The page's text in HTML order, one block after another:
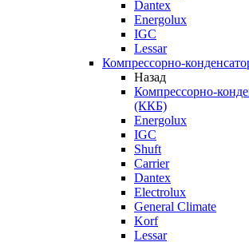
Dantex
Energolux
IGC
Lessar
Компрессорно-
Назад
Компрессорно-
(ККБ)
Energolux
IGC
Shuft
Carrier
Dantex
Electrolux
General Climate
Korf
Lessar